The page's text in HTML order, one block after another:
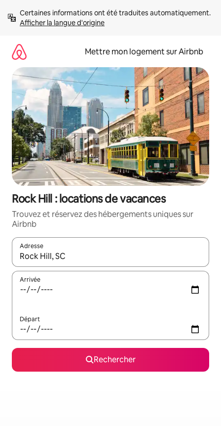
directement
Afficher la langue d'origine
Mettre mon logement sur Airbnb
Rock Hill : locations de vacances
Trouvez et réservez des hébergements uniques sur
Airbnb
Adresse
Lorsque les résultats s'affichent, utilisez les flèches vers le
Arrivée
Départ
Rechercher